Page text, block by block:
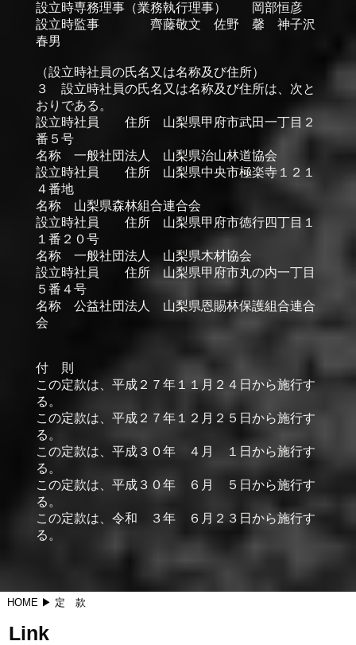
設立時専務理事（業務執行理事） 岡部恒彦
設立時監事 齊藤敬文 佐野 馨 神子沢
春男
（設立時社員の氏名又は名称及び住所）
３ 設立時社員の氏名又は名称及び住所は、次と
おりである。
設立時社員 住所 山梨県甲府市武田一丁目２
番５号
名称 一般社団法人 山梨県治山林道協会
設立時社員 住所 山梨県中央市極楽寺１２１
４番地
名称 山梨県森林組合連合会
設立時社員 住所 山梨県甲府市徳行四丁目１
１番２０号
名称 一般社団法人 山梨県木材協会
設立時社員 住所 山梨県甲府市丸の内一丁目
５番４号
名称 公益社団法人 山梨県恩賜林保護組合連合
会
付 則
この定款は、平成２７年１１月２４日から施行す
る。
この定款は、平成２７年１２月２５日から施行す
る。
この定款は、平成３０年 ４月 １日から施行す
る。
この定款は、平成３０年 ６月 ５日から施行す
る。
この定款は、令和 ３年 ６月２３日から施行す
る。
HOME▶ 定 款
Link